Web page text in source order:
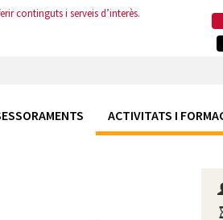
continguts i serveis d’interès.
ACTIVITATS I